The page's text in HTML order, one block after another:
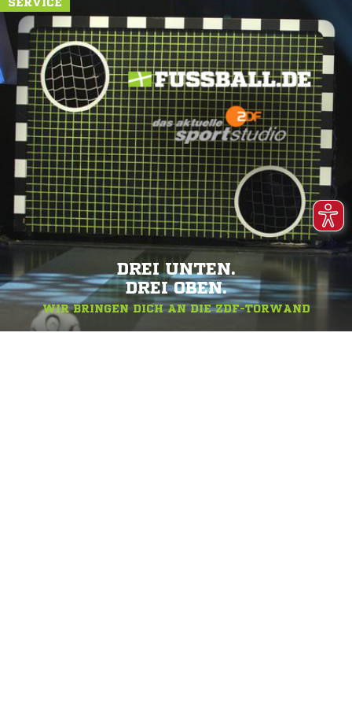
SERVICE
DREI UNTEN.
DREI OBEN.
WIR BRINGEN DICH AN DIE ZDF-TORWAND